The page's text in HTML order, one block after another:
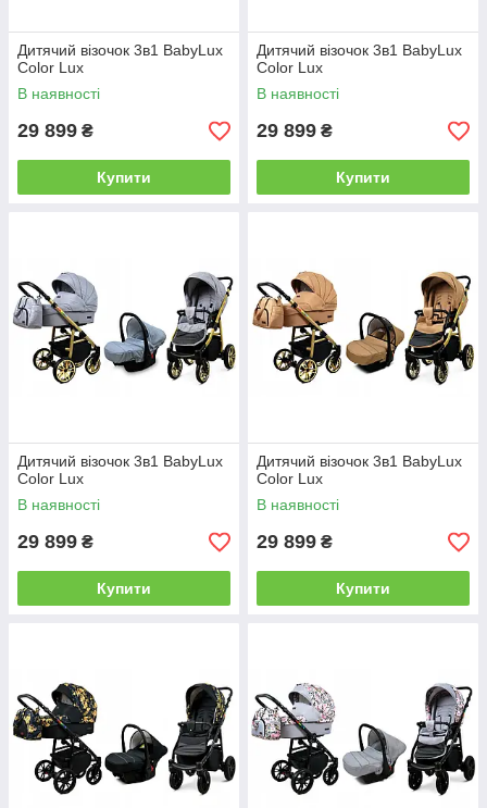
Дитячий візочок 3в1 BabyLux
Color Lux
В наявності
29 899 ₴
Купити
Дитячий візочок 3в1 BabyLux
Color Lux
В наявності
29 899 ₴
Купити
Дитячий візочок 3в1 BabyLux
Color Lux
В наявності
29 899 ₴
Купити
Дитячий візочок 3в1 BabyLux
Color Lux
В наявності
29 899 ₴
Купити